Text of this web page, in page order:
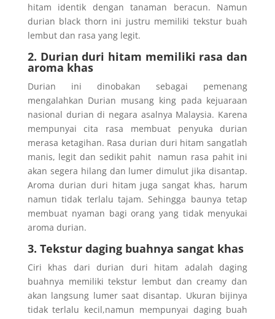
hitam identik dengan tanaman beracun. Namun
durian black thorn ini justru memiliki tekstur buah
lembut dan rasa yang legit.
2. Durian duri hitam memiliki rasa dan
aroma khas
Durian ini dinobakan sebagai pemenang
mengalahkan Durian musang king pada kejuaraan
nasional durian di negara asalnya Malaysia. Karena
mempunyai cita rasa membuat penyuka durian
merasa ketagihan. Rasa durian duri hitam sangatlah
manis, legit dan sedikit pahit namun rasa pahit ini
akan segera hilang dan lumer dimulut jika disantap.
Aroma durian duri hitam juga sangat khas, harum
namun tidak terlalu tajam. Sehingga baunya tetap
membuat nyaman bagi orang yang tidak menyukai
aroma durian.
3. Tekstur daging buahnya sangat khas
Ciri khas dari durian duri hitam adalah daging
buahnya memiliki tekstur lembut dan creamy dan
akan langsung lumer saat disantap. Ukuran bijinya
tidak terlalu kecil,namun mempunyai daging buah